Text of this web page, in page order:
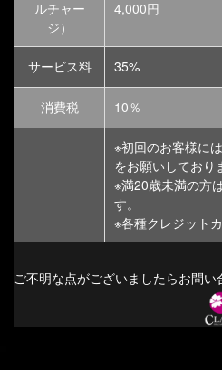
ルチャー
ジ）
4,000円
サービス料 35%
消費税 10％
※初回のお客様に
をお願いしており
※満20歳未満の方
す。
※各種クレジット
ご不明な点がございましたらお問い